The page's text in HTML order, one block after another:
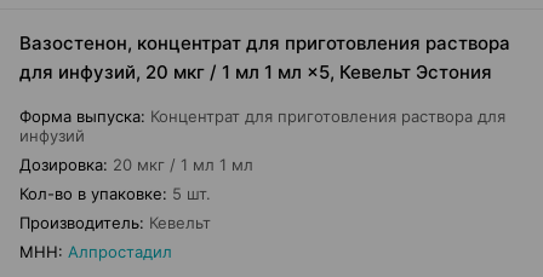
Вазостенон, концентрат для приготовления раствора
для инфузий, 20 мкг / 1 мл 1 мл ×5, Кевельт Эстония
Форма выпуска: Концентрат для приготовления раствора для
инфузий
Дозировка: 20 мкг / 1 мл 1 мл
Кол-во в упаковке: 5 шт.
Производитель: Кевельт
МНН: Алпростадил